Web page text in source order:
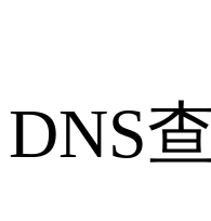
DNS